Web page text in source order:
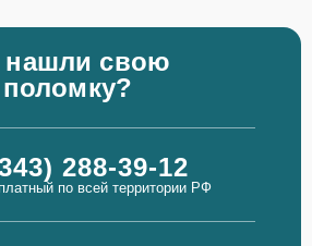
нашли свою
поломку?
288-39-12
по всей территории РФ